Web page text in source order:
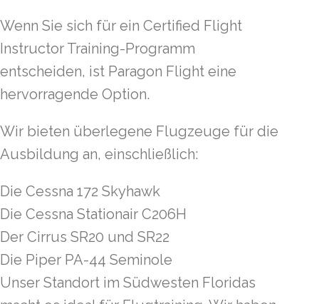
Wenn Sie sich für ein Certified Flight
Instructor Training-Programm
entscheiden, ist Paragon Flight eine
hervorragende Option.
Wir bieten überlegene Flugzeuge für die
Ausbildung an, einschließlich:
Die Cessna 172 Skyhawk
Die Cessna Stationair C206H
Der Cirrus SR20 und SR22
Die Piper PA-44 Seminole
Unser Standort im Südwesten Floridas